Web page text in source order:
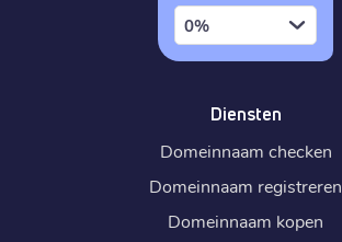
0%
Diensten
Domeinnaam checken
Domeinnaam registreren
Domeinnaam kopen